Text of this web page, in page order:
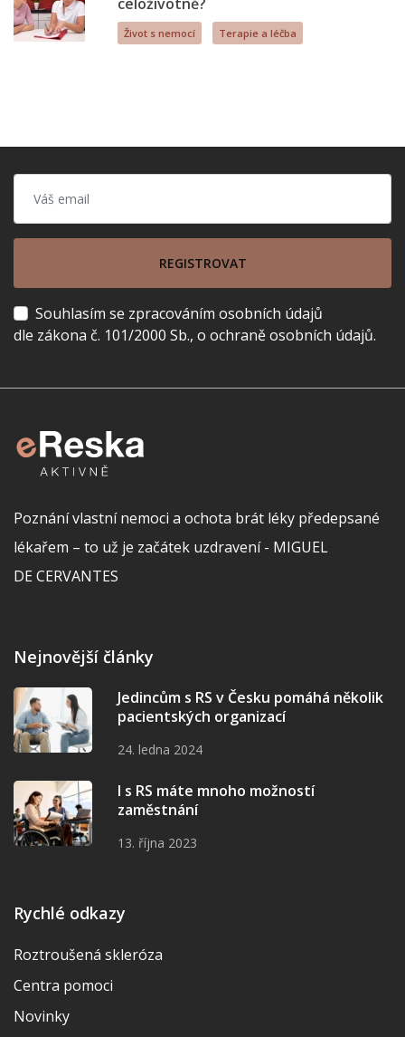
Život s nemocí Terapie a léčba
REGISTROVAT
Souhlasím se zpracováním osobních údajů
dle zákona č. 101/2000 Sb., o ochraně osobních údajů.
Poznání vlastní nemoci a ochota brát léky předepsané
lékařem – to už je začátek uzdravení - MIGUEL
DE CERVANTES
Nejnovější články
Jedincům s RS v Česku pomáhá několik
pacientských organizací
24. ledna 2024
I s RS máte mnoho možností
zaměstnání
13. října 2023
Rychlé odkazy
Roztroušená skleróza
Centra pomoci
Novinky